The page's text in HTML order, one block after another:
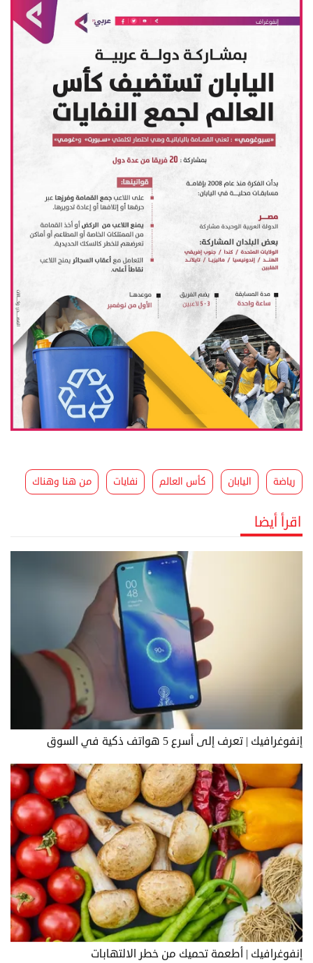
رياضة اليابان كأس العالم نفايات من هنا وهناك
اقرأ أيضا
إنفوغرافيك | تعرف إلى أسرع 5 هواتف ذكية في السوق
إنفوغرافيك | أطعمة تحميك من خطر الالتهابات